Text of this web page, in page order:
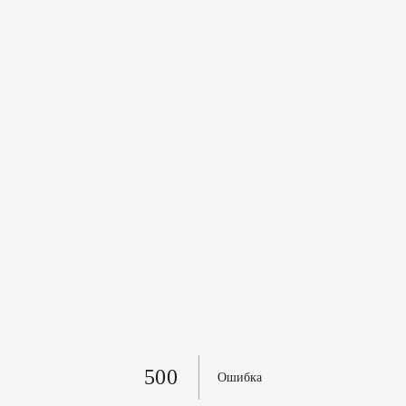
500 Ошибка